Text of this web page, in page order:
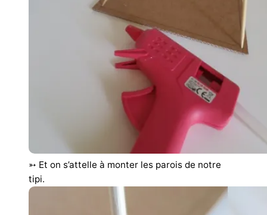
➳ Et on s’attelle à monter les parois de notre
tipi.